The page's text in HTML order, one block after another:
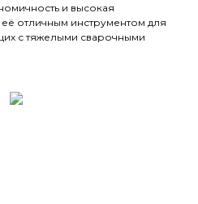
и высокая
отличным инструментом для
с тяжелыми сварочными